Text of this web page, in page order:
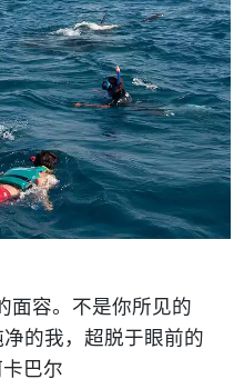
面容。不是你所见的
的我，超脱于眼前的
巴尔